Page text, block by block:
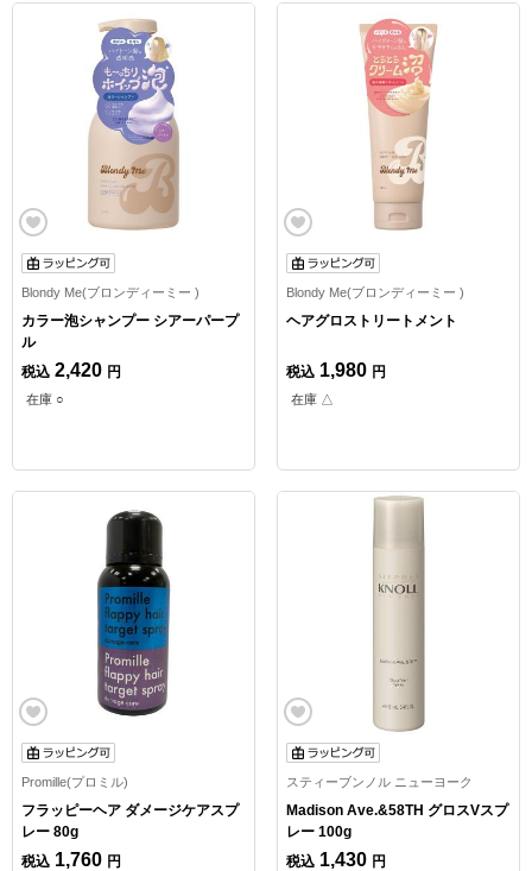
Blondy Me(ブロンディーミー )
カラー泡シャンプー シアーパープ
ル
税込 2,420 円
在庫 ○
Blondy Me(ブロンディーミー )
ヘアグロストリートメント
税込 1,980 円
在庫 △
Promille(プロミル)
フラッピーヘア ダメージケアスプ
レー 80g
税込 1,760 円
スティーブンノル ニューヨーク
Madison Ave.&58TH グロスVスプ
レー 100g
税込 1,430 円